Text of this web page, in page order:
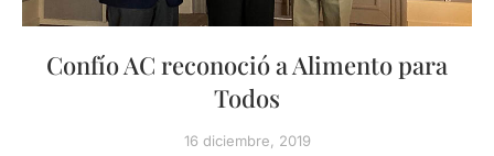
Confío AC reconoció a Alimento para
Todos
16 diciembre, 2019